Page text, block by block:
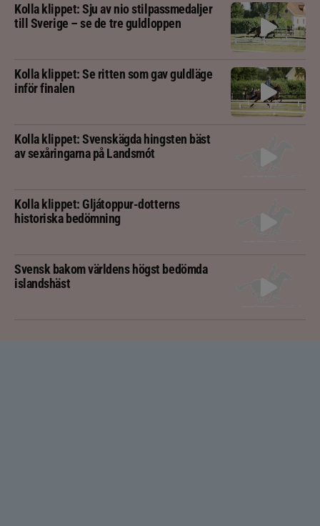
Kolla klippet: Sju av nio stilpassmedaljer
till Sverige – se de tre guldloppen
Kolla klippet: Se ritten som gav guldläge
inför finalen
Kolla klippet: Svenskägda hingsten bäst
av sexåringarna på Landsmót
Kolla klippet: Gljátoppur-dotterns
historiska bedömning
Svensk bakom världens högst bedömda
islandshäst